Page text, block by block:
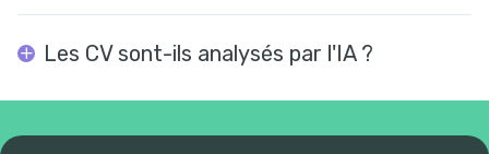
Les CV sont-ils analysés par l'IA ?